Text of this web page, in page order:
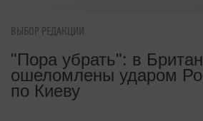
ВЫБОР РЕДАКЦИИ
"Пора убрать": в
ошеломлены ударом
по Киеву